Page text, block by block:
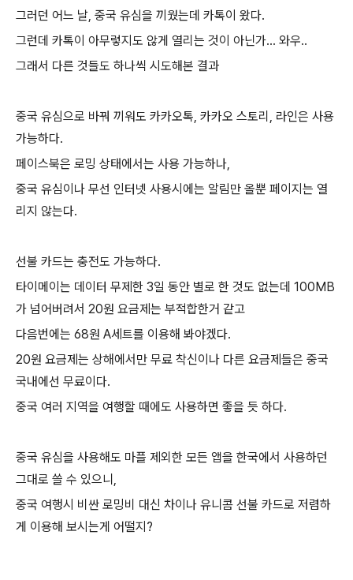
그러던 어느 날, 중국 유심을 끼웠는데 카톡이 왔다.
그런데 카톡이 아무렇지도 않게 열리는 것이 아닌가... 와우..
그래서 다른 것들도 하나씩 시도해본 결과
중국 유심으로 바꿔 끼워도 카카오톡, 카카오 스토리, 라인은 사용
가능하다.
페이스북은 로밍 상태에서는 사용 가능하나,
중국 유심이나 무선 인터넷 사용시에는 알림만 올뿐 페이지는 열
리지 않는다.
선불 카드는 충전도 가능하다.
타이메이는 데이터 무제한 3일 동안 별로 한 것도 없는데 100MB
가 넘어버려서 20원 요금제는 부적합한거 같고
다음번에는 68원 A세트를 이용해 봐야겠다.
20원 요금제는 상해에서만 무료 착신이나 다른 요금제들은 중국
국내에선 무료이다.
중국 여러 지역을 여행할 때에도 사용하면 좋을 듯 하다.
중국 유심을 사용해도 마플 제외한 모든 앱을 한국에서 사용하던
그대로 쓸 수 있으니,
중국 여행시 비싼 로밍비 대신 차이나 유니콤 선불 카드로 저렴하
게 이용해 보시는게 어떨지?